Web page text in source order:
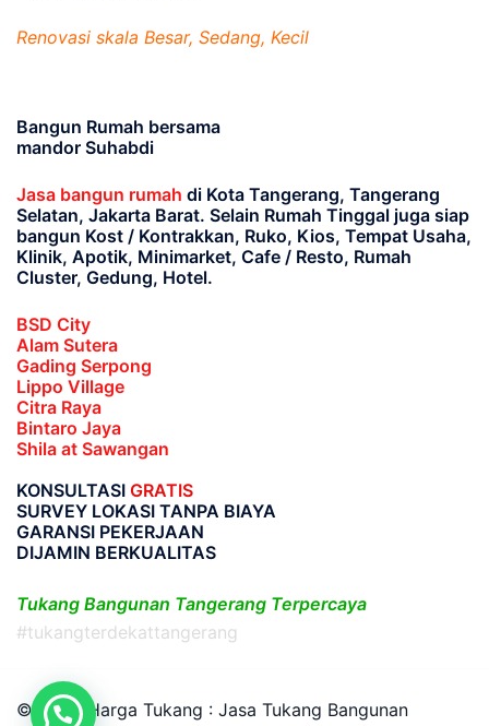
Renovasi skala Besar, Sedang, Kecil
Bangun Rumah bersama
mandor Suhabdi
Jasa bangun rumah di Kota Tangerang, Tangerang
Selatan, Jakarta Barat. Selain Rumah Tinggal juga siap
bangun Kost / Kontrakkan, Ruko, Kios, Tempat Usaha,
Klinik, Apotik, Minimarket, Cafe / Resto, Rumah
Cluster, Gedung, Hotel.
BSD City
Alam Sutera
Gading Serpong
Lippo Village
Citra Raya
Bintaro Jaya
Shila at Sawangan
KONSULTASI GRATIS
SURVEY LOKASI TANPA BIAYA
GARANSI PEKERJAAN
DIJAMIN BERKUALITAS
Tukang Bangunan Tangerang Terpercaya
#tukangterdekattangerang
© 2026 Harga Tukang : Jasa Tukang Bangunan